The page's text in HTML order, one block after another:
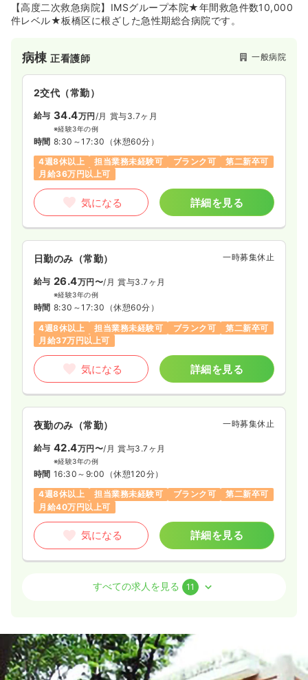
【高度二次救急病院】IMSグループ本院★年間救急件数10,000
件レベル★板橋区に根ざした急性期総合病院です。
病棟正看護師 一般病院
2交代（常勤）
給与 34.4万円 /月 賞与3.7ヶ月
※経験3年の例
時間 8:30～17:30 （休憩60分）
4週8休以上
担当業務未経験可 ブランク可
第二新卒可
月給36万円以上可
気になる 詳細を見る
日勤のみ（常勤） 一時募集休止
給与 26.4万円〜/月 賞与3.7ヶ月
※経験3年の例
時間 8:30～17:30 （休憩60分）
4週8休以上
担当業務未経験可 ブランク可
第二新卒可
月給37万円以上可
気になる 詳細を見る
夜勤のみ（常勤） 一時募集休止
給与 42.4万円〜/月 賞与3.7ヶ月
※経験3年の例
時間 16:30～9:00 （休憩120分）
4週8休以上
担当業務未経験可 ブランク可
第二新卒可
月給40万円以上可
気になる 詳細を見る
給与 24.4万円/月 賞与3.7ヶ月
※経験3年の例
時間 8:30～17:30（休憩60分）
すべての求人を見る 11